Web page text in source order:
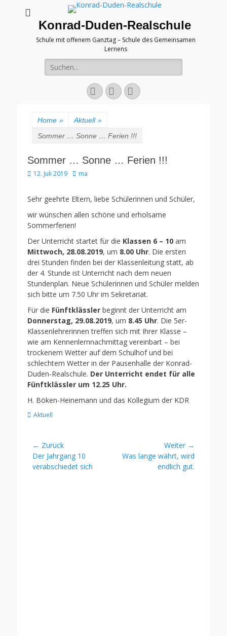
Konrad-Duden-Realschule
Schule mit offenem Ganztag – Schule des Gemeinsamen
Lernens
Suche
nach:
E-
Mail
YouTubeTelefon
Home » Aktuell »
Sommer … Sonne … Ferien !!!
Sommer … Sonne … Ferien !!!
Veröffentlicht
12. Juli 2019 Autor
ma
Sehr geehrte Eltern, liebe Schülerinnen und Schüler,
wir wünschen allen schöne und erholsame
Sommerferien!
Der Unterricht startet für die Klassen 6 – 10 am
Mittwoch, 28.08.2019, um 8.00 Uhr. Die ersten
drei Stunden finden bei der Klassenleitung statt, ab
der 4. Stunde ist Unterricht nach dem neuen
Stundenplan. Neue Schülerinnen und Schüler melden
sich bitte um 7.50 Uhr im Sekretariat.
Für die Fünftklässler beginnt der Unterricht am
Donnerstag, 29.08.2019, um 8.45 Uhr. Die 5er-
Klassenlehrerinnen treffen sich mit Ihrer Klasse –
wie am Kennenlernnachmittag vereinbart – bei
trockenem Wetter auf dem Schulhof und bei
schlechtem Wetter in der Pausenhalle der Konrad-
Duden-Realschule. Der Unterricht endet für alle
Fünftklässler um 12.25 Uhr.
H. Böken-Heinemann und das Kollegium der KDR
Kategorien
Aktuell
Beitragsnavigation
← Zurück
Vorheriger
Beitrag:
Der Jahrgang 10
verabschiedet sich
Weiter →
Nächster
Was lange währt, wird
endlich gut.